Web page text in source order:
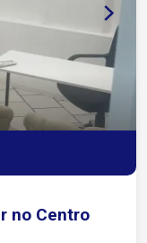
no Centro